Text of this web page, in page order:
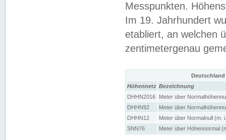
Messpunkten.
Im 19. Jahrhundert
etabliert, an welchen
zentimetergenau
Höhennetz Bezeichnung
DHHN2016
Meter über
DHHN92
Meter über
DHHN12
Meter über Normalnull (m.
SNN76
Meter über Höhennormal